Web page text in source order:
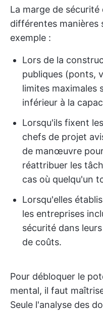
La marge de
différentes manières
exemple :
Lors de la
publiques (ponts,
limites maximales
inférieur à la
Lorsqu'ils fixent
chefs de projet
de manœuvre
réattribuer les
cas où quelqu'un
Lorsqu'elles
les entreprises
sécurité dans
de coûts.
Pour débloquer le
mental, il faut
Seule l'analyse des